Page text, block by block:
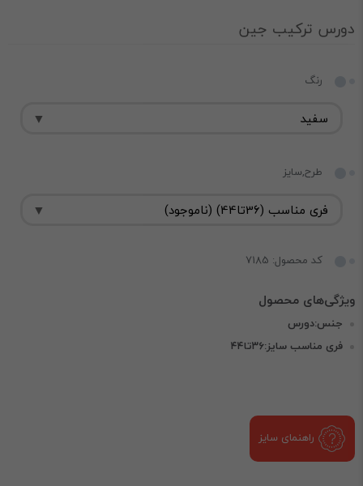
دورس ترکیب جین
رنگ
طرح,سایز
کد محصول: 7185
جنس:دورس
فری مناسب سایز:۳۶تا۴۴
راهنمای سایز